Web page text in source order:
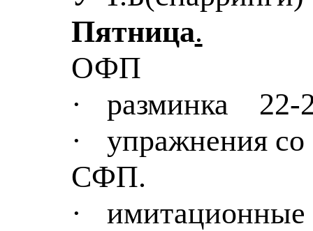
Пятница.
ОФП
·
разминка
22-
·
упражнения со
СФП.
·
имитационные